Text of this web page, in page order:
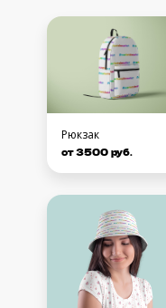
Рюкзак
от 3500 руб.